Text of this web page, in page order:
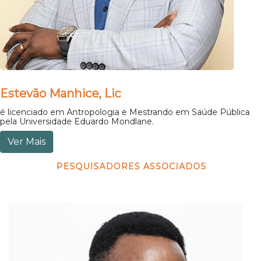
Estevão Manhice, Lic
é licenciado em Antropologia e Mestrando em Saúde Pública
pela Universidade Eduardo Mondlane.
Ver Mais
PESQUISADORES ASSOCIADOS